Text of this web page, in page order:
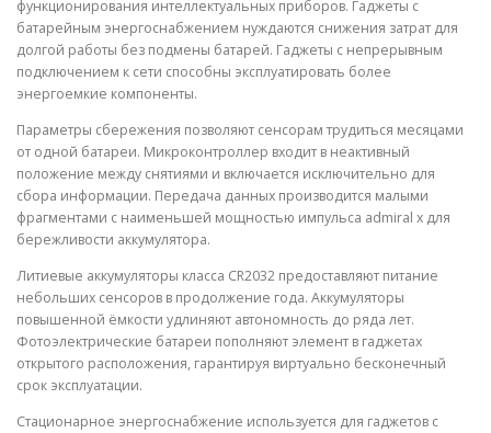
функционирования интеллектуальных приборов. Гаджеты с
батарейным энергоснабжением нуждаются снижения затрат для
долгой работы без подмены батарей. Гаджеты с непрерывным
подключением к сети способны эксплуатировать более
энергоемкие компоненты.
Параметры сбережения позволяют сенсорам трудиться месяцами
от одной батареи. Микроконтроллер входит в неактивный
положение между снятиями и включается исключительно для
сбора информации. Передача данных производится малыми
фрагментами с наименьшей мощностью импульса admiral x для
бережливости аккумулятора.
Литиевые аккумуляторы класса CR2032 предоставляют питание
небольших сенсоров в продолжение года. Аккумуляторы
повышенной ёмкости удлиняют автономность до ряда лет.
Фотоэлектрические батареи пополняют элемент в гаджетах
открытого расположения, гарантируя виртуально бесконечный
срок эксплуатации.
Стационарное энергоснабжение используется для гаджетов с